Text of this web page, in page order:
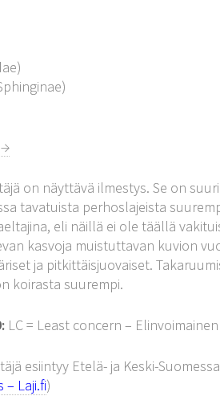
on näyttävä ilmestys. Se on
tavatuista perhoslajeista
eli näillä ei ole täällä
kasvoja muistuttavan kuvion
ja pitkittäisjuovaiset.
koirasta suurempi.
LC = Least concern – Elinvoimainen
esiintyy Etelä- ja Keski-
– Laji.fi)